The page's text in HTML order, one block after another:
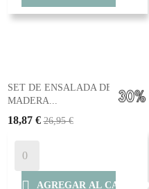
SET DE ENSALADA DE
MADERA...
18,87 € 26,95 €
 AGREGAR AL CARRITO